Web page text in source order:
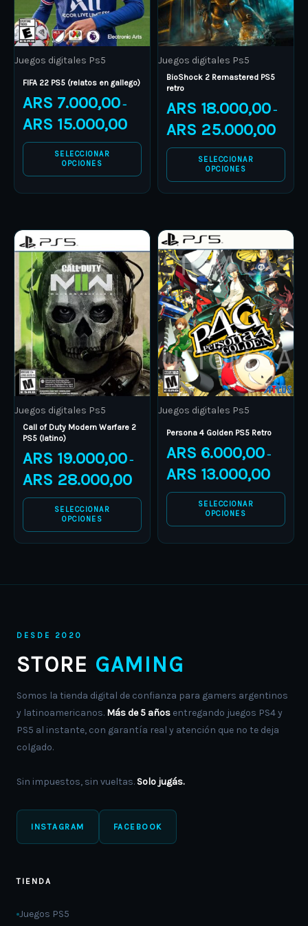
Juegos digitales Ps5
FIFA 22 PS5 (relatos en gallego)
ARS 7.000,00 –
ARS 15.000,00
SELECCIONAR
OPCIONES
options
may
be
chosen
on
the
product
page
Juegos digitales Ps5
BioShock 2 Remastered PS5
retro
ARS 18.000,00 –
ARS 25.000,00
SELECCIONAR
OPCIONES
options
may
be
chosen
on
the
product
Juegos digitales Ps5
Call of Duty Modern Warfare 2
PS5 (latino)
ARS 19.000,00 –
ARS 28.000,00
Price
ARS 19.000,00
through
ARS 28.000,00
SELECCIONAR
OPCIONES
This
product
has
multiple
variants.
The
options
may
be
chosen
on
the
product
Juegos digitales Ps5
Persona 4 Golden PS5 Retro
ARS 6.000,00 –
ARS 13.000,00
ARS
through
ARS
SELECCIONAR
OPCIONES
This
product
has
multiple
variants.
The
options
may
be
chosen
on
the
product
page
DESDE 2020
STORE GAMING
Somos la tienda digital de confianza para gamers argentinos
y latinoamericanos. Más de 5 años entregando juegos PS4 y
PS5 al instante, con garantía real y atención que no te deja
colgado.
Sin impuestos, sin vueltas. Solo jugás.
INSTAGRAM FACEBOOK
TIENDA
Juegos PS5